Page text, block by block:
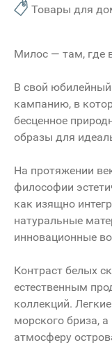
Товары для
Милос — там, где
В свой
кампанию, в
бесценное
образы для
На протяжении
философии
как изящно
натуральные
инновационные
Контраст белых
естественным
коллекций.
морского бриза,
атмосферу